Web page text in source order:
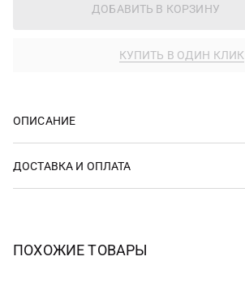
ДОБАВИТЬ В КОРЗИНУ
КУПИТЬ В ОДИН КЛИК
ОПИСАНИЕ
ДОСТАВКА И ОПЛАТА
ПОХОЖИЕ ТОВАРЫ